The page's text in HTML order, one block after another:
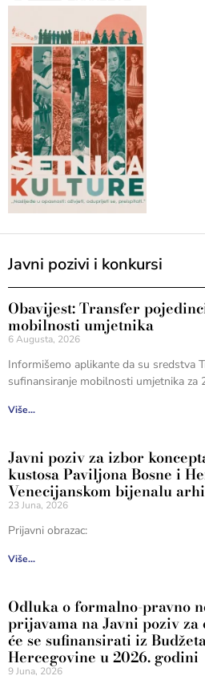
Javni pozivi i konkursi
Obavijest: Transfer
mobilnosti umjetnika
6 Augusta, 2026
Informišemo aplikante da su sredstva
sufinansiranje mobilnosti umjetnika za
Više...
Javni poziv za izbor
kustosa Paviljona Bosne i
Venecijanskom bijenalu
23 Juna, 2026
Prijavni obrazac:
Više...
Odluka o formalno-pravno
prijavama na Javni poziv
će se sufinansirati iz
Hercegovine u 2026. godini
9 Juna, 2026